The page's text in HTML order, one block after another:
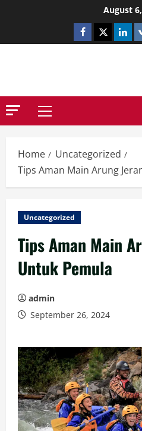
August
Facebook
Twitter
Primary
Home
Uncategorized
Tips Aman Main Arung
Uncategorized
Tips Aman Main
Untuk Pemula
admin
September 26, 2024